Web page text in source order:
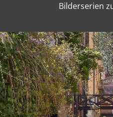
Bilderserien